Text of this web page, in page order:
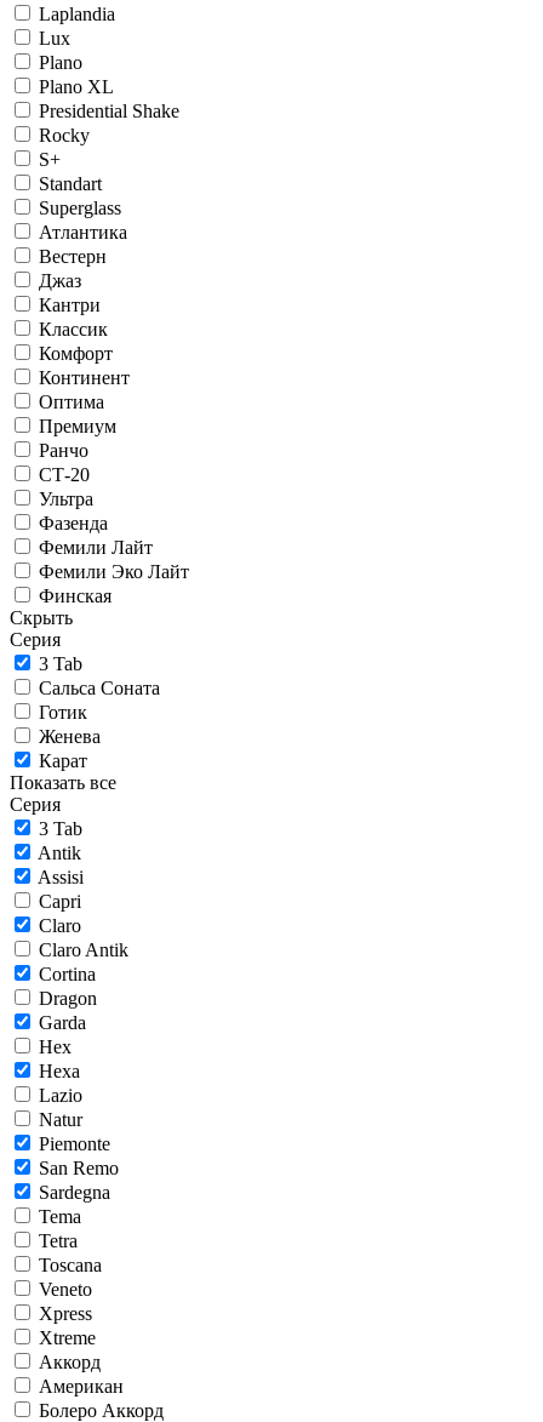
Laplandia
Lux
Plano
Plano XL
Presidential Shake
Rocky
S+
Standart
Superglass
Атлантика
Вестерн
Джаз
Кантри
Классик
Комфорт
Континент
Оптима
Премиум
Ранчо
СТ-20
Ультра
Фазенда
Фемили Лайт
Фемили Эко Лайт
Финская
Скрыть
Серия
3 Tab
Сальса Соната
Готик
Женева
Карат
Показать все
Серия
3 Tab
Antik
Assisi
Capri
Claro
Claro Antik
Cortina
Dragon
Garda
Hex
Hexa
Lazio
Natur
Piemonte
San Remo
Sardegna
Tema
Tetra
Toscana
Veneto
Xpress
Xtreme
Аккорд
Американ
Болеро Аккорд